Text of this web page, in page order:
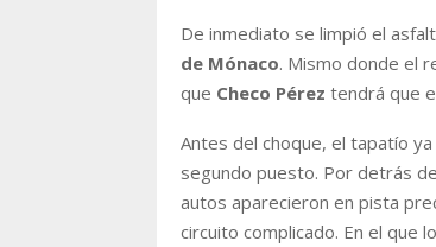
De inmediato se limpió el
de Mónaco. Mismo donde el
que Checo Pérez tendrá que
Antes del choque, el tapatío
segundo puesto. Por detrás
autos aparecieron en pista
circuito complicado. En el que